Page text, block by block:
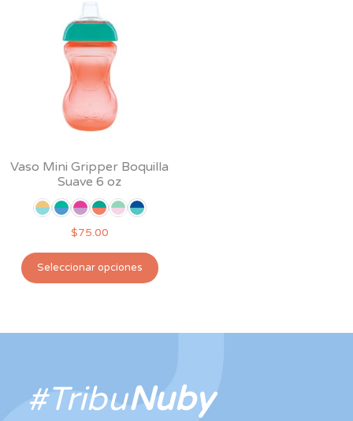
Vaso Mini Gripper Boquilla
Suave 6 oz
$75.00
Seleccionar opciones
producto
variantes.
se
pueden
#TribuNuby